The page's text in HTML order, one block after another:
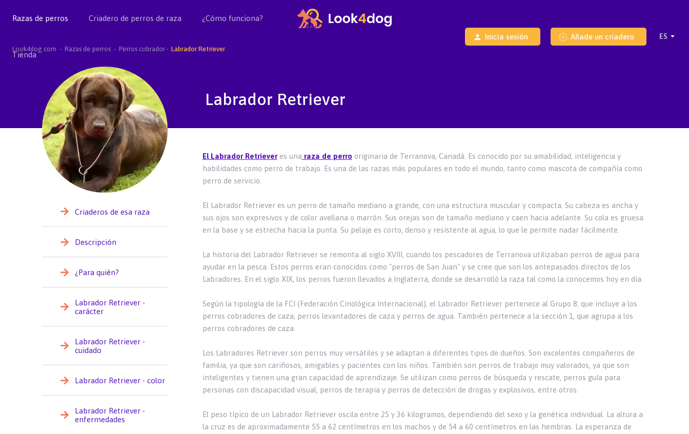
Razas de perros Criadero de perros de raza ¿Cómo funciona?
Tienda
Inicia sesión Añade un criadero
Look4dog.com Razas de perros Perros cobrador Labrador Retriever
Labrador Retriever
Criaderos de esa raza
Descripción
¿Para quién?
Labrador Retriever -
carácter
Labrador Retriever -
cuidado
Labrador Retriever - color
Labrador Retriever -
enfermedades
El Labrador Retrieveres una raza de perrooriginaria de Terranova, Canadá. Es conocido por su amabilidad, inteligencia y
habilidades como perro de trabajo. Es una de las razas más populares en todo el mundo, tanto como mascota de compañía como
perro de servicio.
El Labrador Retriever es un perro de tamaño mediano a grande, con una estructura muscular y compacta. Su cabeza es ancha y
sus ojos son expresivos y de color avellana o marrón. Sus orejas son de tamaño mediano y caen hacia adelante. Su cola es gruesa
en la base y se estrecha hacia la punta. Su pelaje es corto, denso y resistente al agua, lo que le permite nadar fácilmente.
La historia del Labrador Retriever se remonta al siglo XVIII, cuando los pescadores de Terranova utilizaban perros de agua para
ayudar en la pesca. Estos perros eran conocidos como "perros de San Juan" y se cree que son los antepasados directos de los
Labradores. En el siglo XIX, los perros fueron llevados a Inglaterra, donde se desarrolló la raza tal como la conocemos hoy en día.
Según la tipología de la FCI (Federación Cinológica Internacional), el Labrador Retriever pertenece al Grupo 8, que incluye a los
perros cobradores de caza, perros levantadores de caza y perros de agua. También pertenece a la sección 1, que agrupa a los
perros cobradores de caza.
Los Labradores Retriever son perros muy versátiles y se adaptan a diferentes tipos de dueños. Son excelentes compañeros de
familia, ya que son cariñosos, amigables y pacientes con los niños. También son perros de trabajo muy valorados, ya que son
inteligentes y tienen una gran capacidad de aprendizaje. Se utilizan como perros de búsqueda y rescate, perros guía para
personas con discapacidad visual, perros de terapia y perros de detección de drogas y explosivos, entre otros.
El peso típico de un Labrador Retriever oscila entre 25 y 36 kilogramos, dependiendo del sexo y la genética individual. La altura a
la cruz es de aproximadamente 55 a 62 centímetros en los machos y de 54 a 60 centímetros en las hembras. La esperanza de